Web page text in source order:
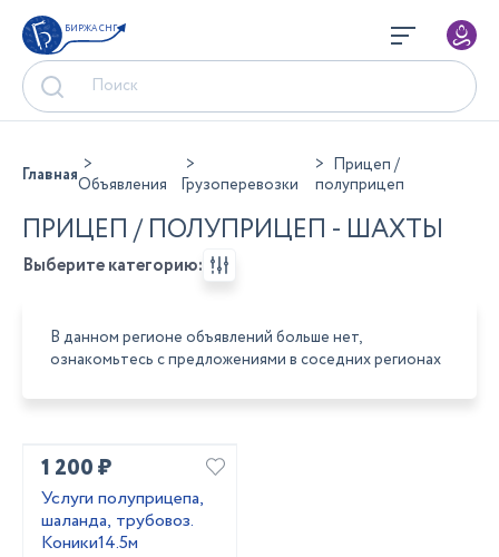
БИРЖА СНГ
ГлавнаяОбъявления Грузоперевозки
Прицеп /
полуприцеп
ПРИЦЕП / ПОЛУПРИЦЕП - ШАХТЫ
Выберите категорию:
В данном регионе объявлений больше нет,
ознакомьтесь с предложениями в соседних регионах
1 200 ₽
Услуги полуприцепа,
шаланда, трубовоз.
Коники14.5м